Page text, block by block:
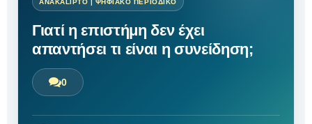
Γιατί η επιστήμη δεν έχει
απαντήσει τι είναι η συνείδηση;
0